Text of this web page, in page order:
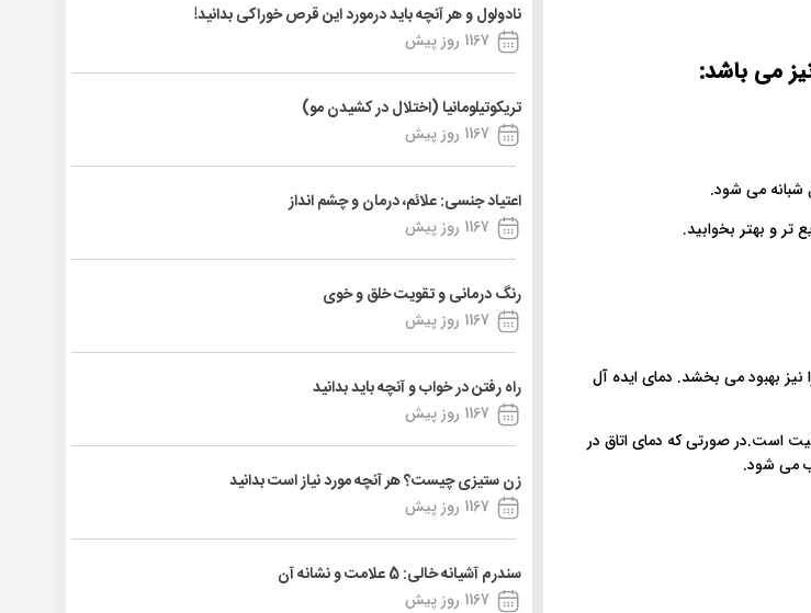
نادولول و هر آنچه باید درمورد این قرص خوراکی بدانید!
1167 روز پیش
تریکوتیلومانیا (اختلال در کشیدن مو)
1167 روز پیش
اعتیاد جنسی: علائم، درمان و چشم انداز
1167 روز پیش
رنگ درمانی و تقویت خلق و خوی
1167 روز پیش
راه رفتن در خواب و آنچه باید بدانید
1167 روز پیش
زن ستیزی چیست؟ هر آنچه مورد نیاز است بدانید
1167 روز پیش
سندرم آشیانه خالی: 5 علامت و نشانه آن
1167 روز پیش
می باشد:
شبانه می شود.
تر و بهتر بخوابید.
بهبود می بخشد. دمای ایده آل
است.در صورتی که دمای اتاق در
می شود.